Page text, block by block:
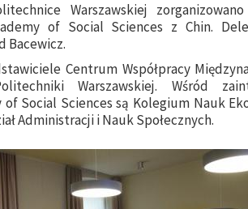
Warszawskiej
of Social Sciences z Chin.
Bacewicz.
Centrum Współpracy
Warszawskiej. Wśród
of Social Sciences są Kolegium Nauk
Administracji i Nauk Społecznych.